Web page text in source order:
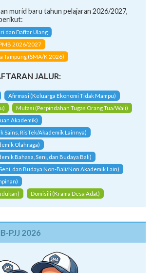
murid baru tahun pelajaran 2026/2027,
dan Daftar Ulang
2026/2027
Tampung (SMA/K 2026)
JALUR:
Afirmasi (Keluarga Ekonomi Tidak Mampu)
Mutasi (Perpindahan Tugas Orang Tua/Wali)
Akademik)
Sains, RisTek/Akademik Lainnya)
Olahraga)
Bahasa, Seni, dan Budaya Bali)
dan Budaya Non-Bali/Non Akademik Lain)
Domisili (Krama Desa Adat)
PJJ 2026